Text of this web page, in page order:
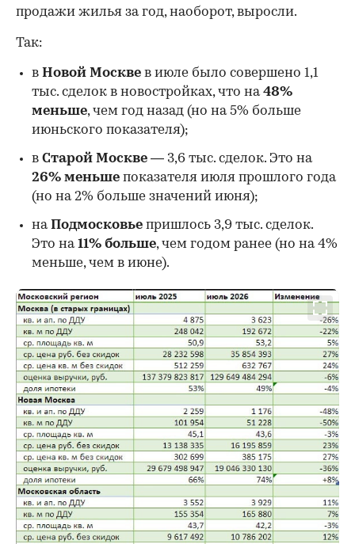
продажи жилья за год, наоборот, выросли.
00:00 / 00:00
Так:
в Новой Москве в июле было совершено 1,1
тыс. сделок в новостройках, что на48%
меньше, чем год назад (но на 5% больше
июньского показателя);
в Старой Москве — 3,6 тыс. сделок. Это на
26% меньше показателя июля прошлого года
(но на 2% больше значений июня);
наПодмосковье пришлось 3,9 тыс. сделок.
Это на11% больше, чем годом ранее (но на 4%
меньше, чем в июне).